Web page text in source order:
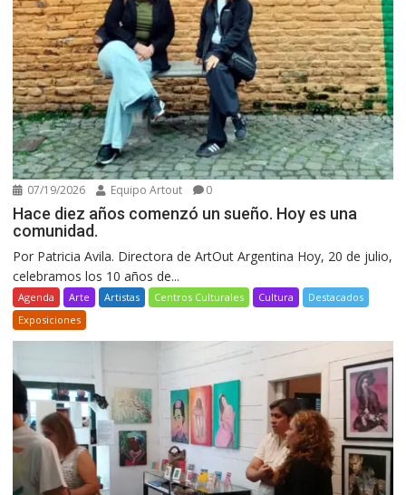
07/19/2026 Equipo Artout 0
Hace diez años comenzó un sueño. Hoy es una
comunidad.
Por Patricia Avila. Directora de ArtOut Argentina Hoy, 20 de julio,
celebramos los 10 años de...
Agenda Arte Artistas Centros Culturales Cultura
Destacados
Exposiciones